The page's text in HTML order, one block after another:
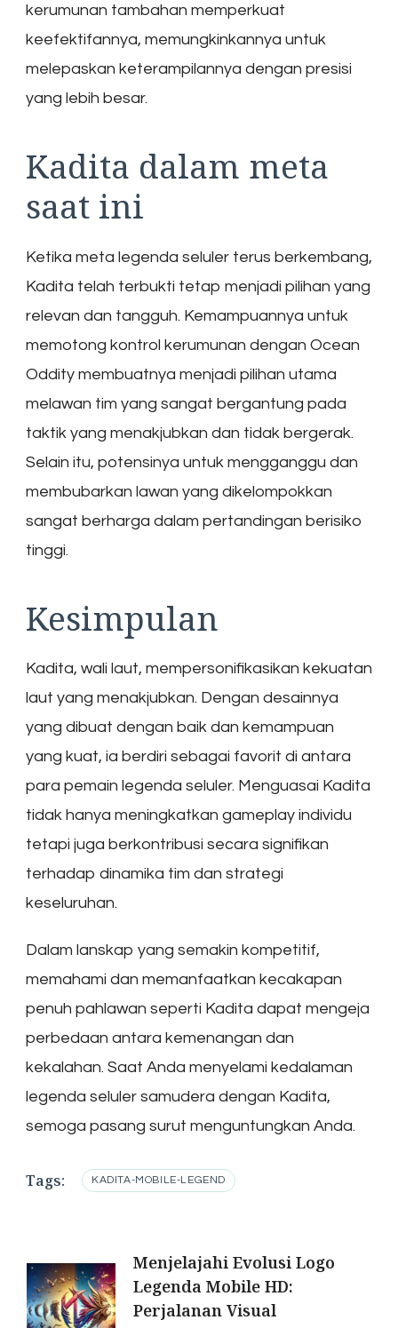
kerumunan tambahan memperkuat
keefektifannya, memungkinkannya untuk
melepaskan keterampilannya dengan presisi
yang lebih besar.
Kadita dalam meta
saat ini
Ketika meta legenda seluler terus berkembang,
Kadita telah terbukti tetap menjadi pilihan yang
relevan dan tangguh. Kemampuannya untuk
memotong kontrol kerumunan dengan Ocean
Oddity membuatnya menjadi pilihan utama
melawan tim yang sangat bergantung pada
taktik yang menakjubkan dan tidak bergerak.
Selain itu, potensinya untuk mengganggu dan
membubarkan lawan yang dikelompokkan
sangat berharga dalam pertandingan berisiko
tinggi.
Kesimpulan
Kadita, wali laut, mempersonifikasikan kekuatan
laut yang menakjubkan. Dengan desainnya
yang dibuat dengan baik dan kemampuan
yang kuat, ia berdiri sebagai favorit di antara
para pemain legenda seluler. Menguasai Kadita
tidak hanya meningkatkan gameplay individu
tetapi juga berkontribusi secara signifikan
terhadap dinamika tim dan strategi
keseluruhan.
Dalam lanskap yang semakin kompetitif,
memahami dan memanfaatkan kecakapan
penuh pahlawan seperti Kadita dapat mengeja
perbedaan antara kemenangan dan
kekalahan. Saat Anda menyelami kedalaman
legenda seluler samudera dengan Kadita,
semoga pasang surut menguntungkan Anda.
Tags: KADITA-MOBILE-LEGEND
Post
Navigation
Menjelajahi Evolusi Logo
Legenda Mobile HD:
Perjalanan Visual